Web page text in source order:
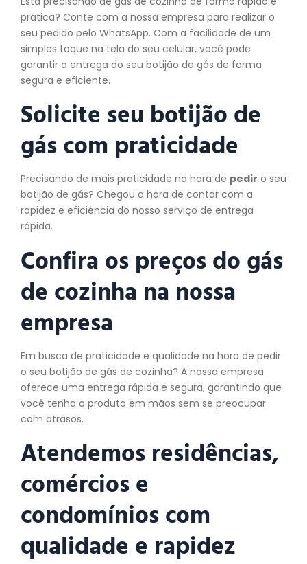
prática? Conte com a nossa empresa para realizar o
seu pedido pelo WhatsApp. Com a facilidade de um
simples toque na tela do seu celular, você pode
garantir a entrega do seu botijão de gás de forma
segura e eficiente.
Solicite seu botijão de
gás com praticidade
Precisando de mais praticidade na hora de pedir o seu
botijão de gás? Chegou a hora de contar com a
rapidez e eficiência do nosso serviço de entrega
rápida.
Confira os preços do gás
de cozinha na nossa
empresa
Em busca de praticidade e qualidade na hora de pedir
o seu botijão de gás de cozinha? A nossa empresa
oferece uma entrega rápida e segura, garantindo que
você tenha o produto em mãos sem se preocupar
com atrasos.
Atendemos residências,
comércios e
condomínios com
qualidade e rapidez